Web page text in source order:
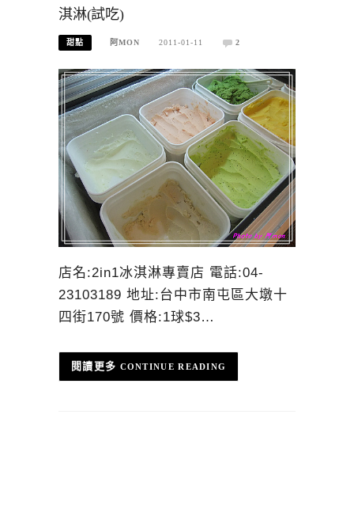
淇淋(試吃)
甜點 阿MON 2011-01-11 2
店名:2in1冰淇淋專賣店 電話:04-
23103189 地址:台中市南屯區大墩十
四街170號 價格:1球$3…
CONTINUE READING